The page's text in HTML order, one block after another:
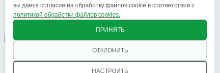
Оставить отзыв
Брест, Витебск, Гомель, Гродно, Могилев и другие
вы даете согласие на обработку файлов cookie в соответствии с
политикой обработки файлов cookies.
НАСТРОИТЬ
ОТКЛОНИТЬ
ПРИНЯТЬ